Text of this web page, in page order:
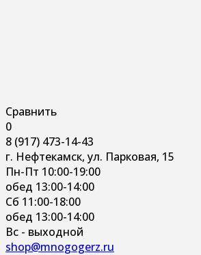
Сравнить
0
8 (917) 473-14-43
г. Нефтекамск, ул. Парковая, 15
Пн-Пт 10:00-19:00
обед 13:00-14:00
Сб 11:00-18:00
обед 13:00-14:00
Вс - выходной
shop@mnogogerz.ru